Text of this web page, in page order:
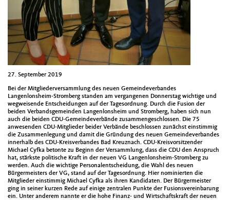
27. September 2019
Bei der Mitgliederversammlung des neuen Gemeindeverbandes
Langenlonsheim-Stromberg standen am vergangenen Donnerstag wichtige und
wegweisende Entscheidungen auf der Tagesordnung. Durch die Fusion der
beiden Verbandsgemeinden Langenlonsheim und Stromberg, haben sich nun
auch die beiden CDU-Gemeindeverbände zusammengeschlossen. Die 75
anwesenden CDU-Mitglieder beider Verbände beschlossen zunächst einstimmig
die Zusammenlegung und damit die Gründung des neuen Gemeindeverbandes
innerhalb des CDU-Kreisverbandes Bad Kreuznach. CDU-Kreisvorsitzender
Michael Cyfka betonte zu Beginn der Versammlung, dass die CDU den Anspruch
hat, stärkste politische Kraft in der neuen VG Langenlonsheim-Stromberg zu
werden. Auch die wichtige Personalentscheidung, die Wahl des neuen
Bürgermeisters der VG, stand auf der Tagesordnung. Hier nominierten die
Mitglieder einstimmig Michael Cyfka als ihren Kandidaten. Der Bürgermeister
ging in seiner kurzen Rede auf einige zentralen Punkte der Fusionsvereinbarung
ein. Unter anderem nannte er die hohe Finanz- und Wirtschaftskraft der neuen